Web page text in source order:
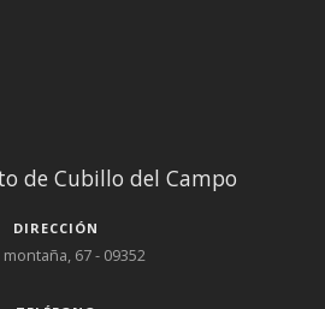
de Cubillo del Campo
DIRECCIÓN
montaña, 67 - 09352